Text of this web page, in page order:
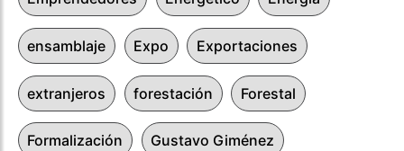
ensamblaje Expo Exportaciones
extranjeros forestación Forestal
Formalización Gustavo Giménez